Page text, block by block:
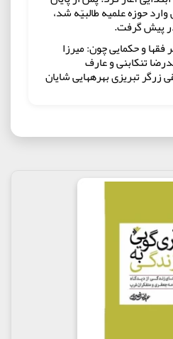
حوزه علميه طالبيّه شد،
پيش گرفت.
و حكمايى چون: ميرزا
تنكابنى و عارف
تبريزى بهرههايى شايان
آن جناب مواجه شد كه
نجف را در پيش گرفته و هر
علميه نجف بپيوندد.
شود. به زعم ایشان: هدف از
یک شخصیت معین در
که شناختن علی (ع) در واقع
که در انسان کامل تحقق
علی (ع) از هرگونه تمایلات
فردی، اجتماعی و
در وجود او، وی را